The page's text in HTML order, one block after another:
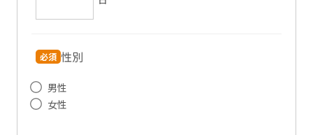
性別
必須
男性
女性